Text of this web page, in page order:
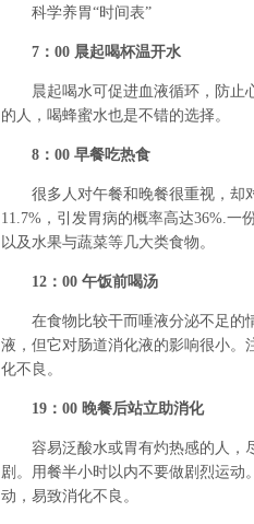
科学养胃“时间表”
7：00 晨起喝杯温开水
晨起喝水可促进血液循环，防止
的人，喝蜂蜜水也是不错的选择。
8：00 早餐吃热食
很多人对午餐和晚餐很重视，却
11.7%，引发胃病的概率高达36%.一
以及水果与蔬菜等几大类食物。
12：00 午饭前喝汤
在食物比较干而唾液分泌不足的情
液，但它对肠道消化液的影响很小。
化不良。
19：00 晚餐后站立助消化
容易泛酸水或胃有灼热感的人，
剧。用餐半小时以内不要做剧烈运动
动，易致消化不良。